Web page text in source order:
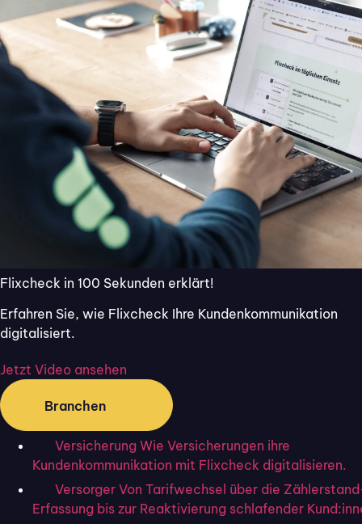
Flixcheck in 100 Sekunden erklärt!
Erfahren Sie, wie Flixcheck Ihre Kundenkommunikation
digitalisiert.
Jetzt Video ansehen
Branchen
Versicherung Wie Versicherungen ihre
Kundenkommunikation mit Flixcheck digitalisieren.
Versorger Von Tarifwechsel über die
Erfassung bis zur Reaktivierung schlafender
27. November 2024 Tugay.Bilir
Haben Sie schon einmal darüber
nachgedacht, wie sich unzufriedene
Kund:innen auf Ihr Unternehmen auswirken
können? Mangelnde Erreichbarkeit,
komplizierte Prozesse oder unklare
Kommunikation führen nicht nur zu
negativen Erfahrungen, sondern auch zu
einem Verlust an Vertrauen. Unzufriedene
Kund:innen wechseln oft zur Konkurrenz und
Netzwerken oder durch schlechte
Bewertungen – mit weitreichenden Folgen
für Ihr Image und Ihren Umsatz.
Im Gegensatz dazu haben zufriedene
Kund:innen eine enorm positive Wirkung. Sie
kaufen häufiger, bleiben Ihrem Unternehmen
treu und empfehlen Ihre Produkte oder
Dienstleistungen weiter. In diesem Beitrag
geben wir Ihnen daher zehn Tipps und alles